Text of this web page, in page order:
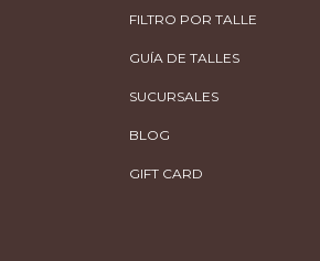
FILTRO POR TALLE
GUÍA DE TALLES
SUCURSALES
BLOG
GIFT CARD